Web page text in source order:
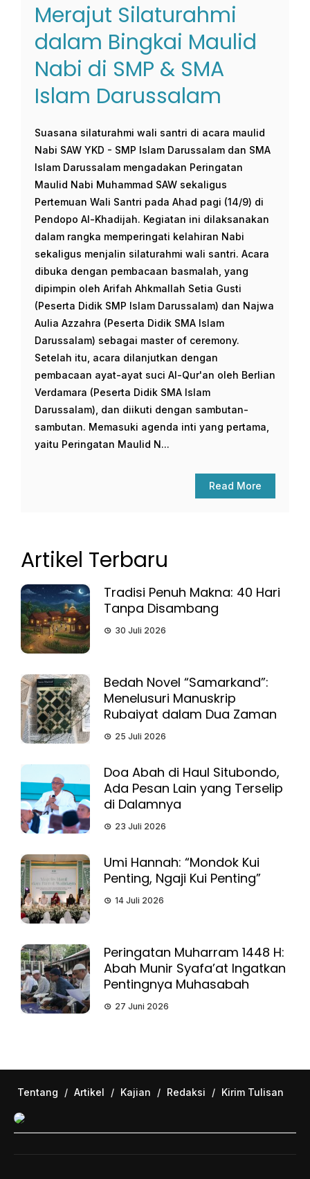
Merajut Silaturahmi
dalam Bingkai Maulid
Nabi di SMP & SMA
Islam Darussalam
Suasana silaturahmi wali santri di acara maulid
Nabi SAW YKD - SMP Islam Darussalam dan SMA
Islam Darussalam mengadakan Peringatan
Maulid Nabi Muhammad SAW sekaligus
Pertemuan Wali Santri pada Ahad pagi (14/9) di
Pendopo Al-Khadijah. Kegiatan ini dilaksanakan
dalam rangka memperingati kelahiran Nabi
sekaligus menjalin silaturahmi wali santri. Acara
dibuka dengan pembacaan basmalah, yang
dipimpin oleh Arifah Ahkmallah Setia Gusti
(Peserta Didik SMP Islam Darussalam) dan Najwa
Aulia Azzahra (Peserta Didik SMA Islam
Darussalam) sebagai master of ceremony.
Setelah itu, acara dilanjutkan dengan
pembacaan ayat-ayat suci Al-Qur'an oleh Berlian
Verdamara (Peserta Didik SMA Islam
Darussalam), dan diikuti dengan sambutan-
sambutan. Memasuki agenda inti yang pertama,
yaitu Peringatan Maulid N...
Read More
Artikel Terbaru
Tradisi Penuh Makna: 40 Hari
Tanpa Disambang
30 Juli 2026
Bedah Novel “Samarkand”:
Menelusuri Manuskrip
Rubaiyat dalam Dua Zaman
25 Juli 2026
Doa Abah di Haul Situbondo,
Ada Pesan Lain yang Terselip
di Dalamnya
23 Juli 2026
Umi Hannah: “Mondok Kui
Penting, Ngaji Kui Penting”
14 Juli 2026
Peringatan Muharram 1448 H:
Abah Munir Syafa’at Ingatkan
Pentingnya Muhasabah
27 Juni 2026
Tentang / Artikel / Kajian / Redaksi / Kirim Tulisan